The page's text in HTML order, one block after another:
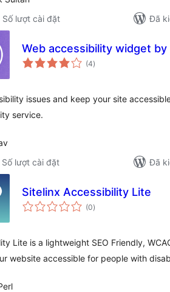
lượt cài đặt
Đã
Web accessibility widget by
(4tổng
đánh
)
issues and keep your site
service.
lượt cài đặt
Đã
Sitelinx Accessibility Lite
(0tổng
đánh
)
Lite is a lightweight SEO Friendly,
website accessible for people with